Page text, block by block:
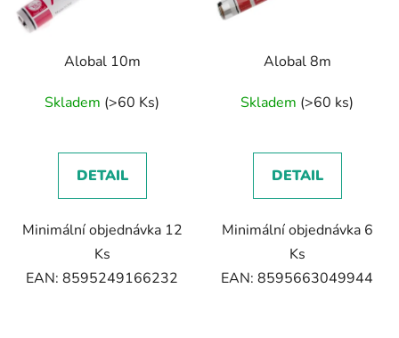
Alobal 10m
Skladem (>60 Ks)
DETAIL
Minimální objednávka 12
Ks
EAN: 8595249166232
Alobal 8m
Skladem (>60 ks)
DETAIL
Minimální objednávka 6
Ks
EAN: 8595663049944